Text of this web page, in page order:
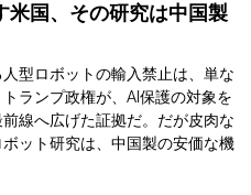
米国、その研究は中国製
型ロボットの輸入禁止は、単な
ランプ政権が、AI保護の対象を
線へ広げた証拠だ。だが皮肉な
ット研究は、中国製の安価な機